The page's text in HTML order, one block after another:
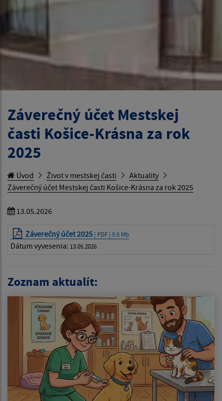
Záverečný účet Mestskej
časti Košice-Krásna za rok
2025
Úvod Život v mestskej časti
Aktuality
Záverečný účet Mestskej časti Košice-Krásna za rok 2025
13.05.2026
Záverečný účet 2025 | PDF | 0.5 Mb
Dátum vyvesenia: 13.05.2026
Zoznam aktualít: